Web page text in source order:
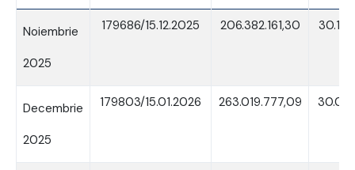
Noiembrie
2025
179686/15.12.2025 206.382.161,30
Decembrie
2025
179803/15.01.2026 263.019.777,09